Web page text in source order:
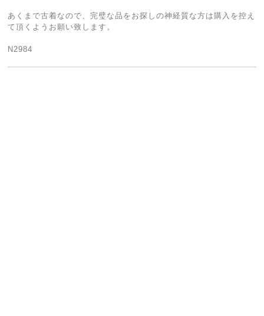
あくまで古着なので、完璧な品をお探しの神経質な方は購入を控え
て頂くようお願い致します。
N2984